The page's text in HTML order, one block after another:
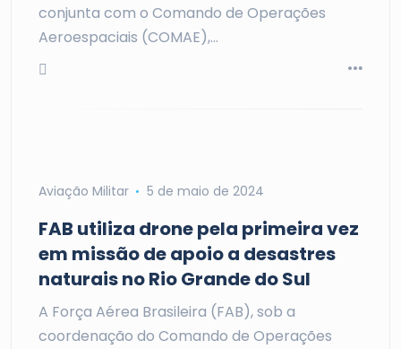
conjunta com o Comando de Operações
Aeroespaciais (COMAE),…
Aviação Militar 5 de maio de 2024
FAB utiliza drone pela primeira vez
em missão de apoio a desastres
naturais no Rio Grande do Sul
A Força Aérea Brasileira (FAB), sob a
coordenação do Comando de Operações